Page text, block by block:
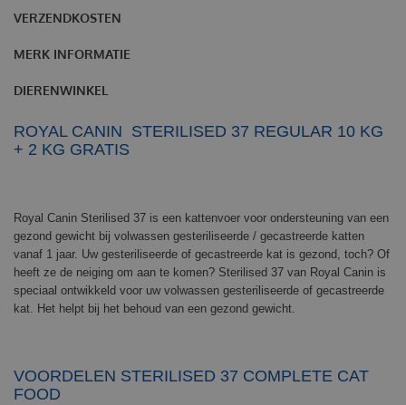
VERZENDKOSTEN
MERK INFORMATIE
DIERENWINKEL
ROYAL CANIN STERILISED 37 REGULAR 10 KG
+ 2 KG GRATIS
Royal Canin Sterilised 37 is een kattenvoer voor ondersteuning van een
gezond gewicht bij volwassen gesteriliseerde / gecastreerde katten
vanaf 1 jaar. Uw gesteriliseerde of gecastreerde kat is gezond, toch? Of
heeft ze de neiging om aan te komen? Sterilised 37 van Royal Canin is
speciaal ontwikkeld voor uw volwassen gesteriliseerde of gecastreerde
kat. Het helpt bij het behoud van een gezond gewicht.
VOORDELEN STERILISED 37 COMPLETE CAT
FOOD